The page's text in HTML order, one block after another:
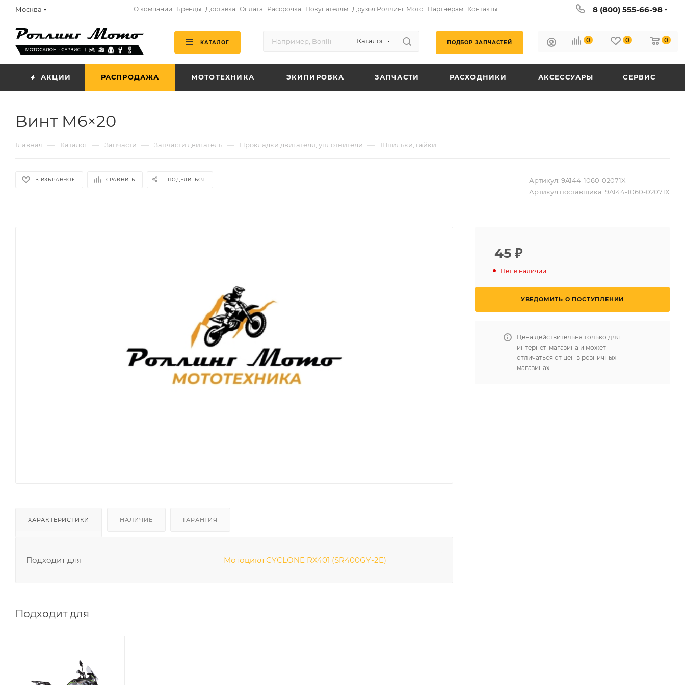
Москва О компании Бренды Доставка Оплата Рассрочка Покупателям Друзья Роллинг Мото Партнёрам Контакты 8 (800) 555-66-98
КАТАЛОГ Каталог ПОДБОР ЗАПЧАСТЕЙ 0 0 0
АКЦИИ РАСПРОДАЖА МОТОТЕХНИКА ЭКИПИРОВКА ЗАПЧАСТИ РАСХОДНИКИ АКСЕССУАРЫ СЕРВИС
Винт M6×20
Главная — Каталог — Запчасти — Запчасти двигатель — Прокладки двигателя, уплотнители — Шпильки, гайки
В ИЗБРАННОЕ СРАВНИТЬ ПОДЕЛИТЬСЯ Артикул: 9A144-1060-02071X
Артикул поставщика: 9A144-1060-02071X
ХАРАКТЕРИСТИКИ НАЛИЧИЕ ГАРАНТИЯ
Подходит для Мотоцикл CYCLONE RX401 (SR400GY-2E)
Подходит для
45 ₽
Нет в наличии
УВЕДОМИТЬ О ПОСТУПЛЕНИИ
Цена действительна только для
интернет-магазина и может
отличаться от цен в розничных
магазинах